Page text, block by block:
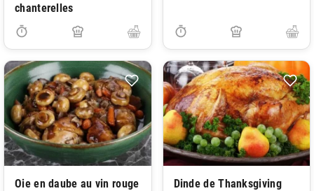
chanterelles
Oie en daube au vin rouge Dinde de Thanksgiving